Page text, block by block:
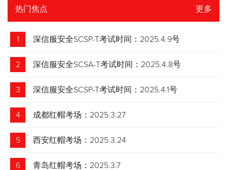
热门焦点 更多
1 深信服安全SCSP-T考试时间：2025.4.9号
2 深信服安全SCSA-T考试时间：2025.4.8号
3 深信服安全SCSP-T考试时间：2025.4.1号
4 成都红帽考场：2025.3.27
5 西安红帽考场：2025.3.24
6 青岛红帽考场：2025.3.7